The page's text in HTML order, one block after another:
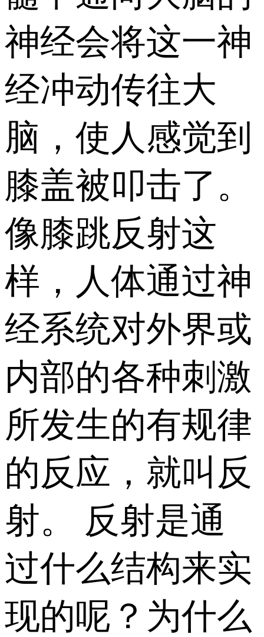
神经会将这一神
经冲动传往大
脑，使人感觉到
膝盖被叩击了。
像膝跳反射这
样，人体通过神
经系统对外界或
内部的各种刺激
所发生的有规律
的反应，就叫反
射。 反射是通
过什么结构来实
现的呢？为什么